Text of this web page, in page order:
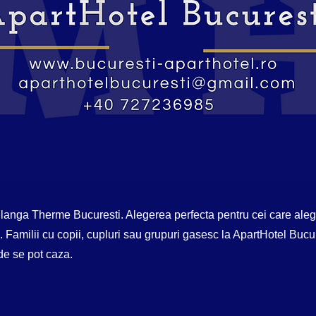
Therme Bucuresti. Alegerea perfecta pentru cei care
Familii cu copii, cupluri sau grupuri gasesc la ApartHotel
se pot caza.